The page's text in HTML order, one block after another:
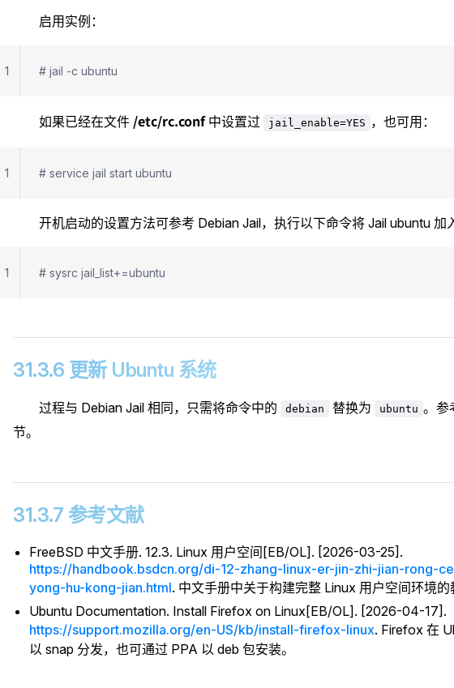
启用实例：
# jail -c ubuntu
1
如果已经在文件 /etc/rc.conf中设置过 jail_enable=YES ，也可用：
# service jail start ubuntu
1
开机启动的设置方法可参考 Debian Jail，执行以下命令将 Jail ubuntu 加
# sysrc jail_list+=ubuntu
1
31.3.6 更新 Ubuntu 系统
过程与 Debian Jail 相同，只需将命令中的 debian 替换为 ubuntu 。参
节。
31.3.7 参考文献
FreeBSD 中文手册. 12.3. Linux 用户空间[EB/OL]. [2026-03-25].
https://handbook.bsdcn.org/di-12-zhang-linux-er-jin-zhi-jian-rong-
yong-hu-kong-jian.html. 中文手册中关于构建完整 Linux 用户空间环境的
Ubuntu Documentation. Install Firefox on Linux[EB/OL]. [2026-04-17].
https://support.mozilla.org/en-US/kb/install-firefox-linux. Firefox 在
以 snap 分发，也可通过 PPA 以 deb 包安装。